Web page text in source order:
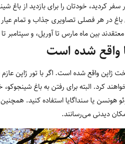
کردید، خودتان را برای بازدید از باغ
در هر فصلی تصاویری جذاب و تمام
بین ماه مارس تا آوریل، و سپتامبر
واقع شده است
ژاپن واقع شده است. اگر با تور ژاپن
خواهند کرد. البته برای رفتن به باغ
یا سنداگایا استفاده کنید. همچنین
دیدنی می‌رسانند.